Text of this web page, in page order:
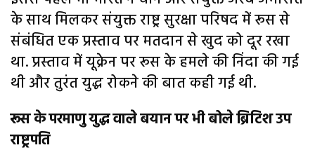
के साथ मिलकर संयुक्त राष्ट्र सुरक्षा परिषद में रूस से
संबंधित एक प्रस्ताव पर मतदान से खुद को दूर रखा
था. प्रस्ताव में यूक्रेन पर रूस के हमले की निंदा की गई
थी और तुरंत युद्ध रोकने की बात कही गई थी.
रूस के परमाणु युद्ध वाले बयान पर भी बोले ब्रिटिश उप
राष्ट्रपति